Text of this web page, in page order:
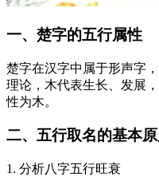
一、楚字的五行属性
楚字在汉字中属于形声字
理论，木代表生长、发展
性为木。
二、五行取名的基本原
1. 分析八字五行旺衰